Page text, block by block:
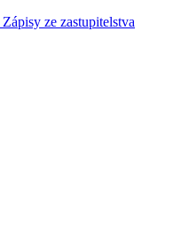
Zápisy ze zastupitelstva